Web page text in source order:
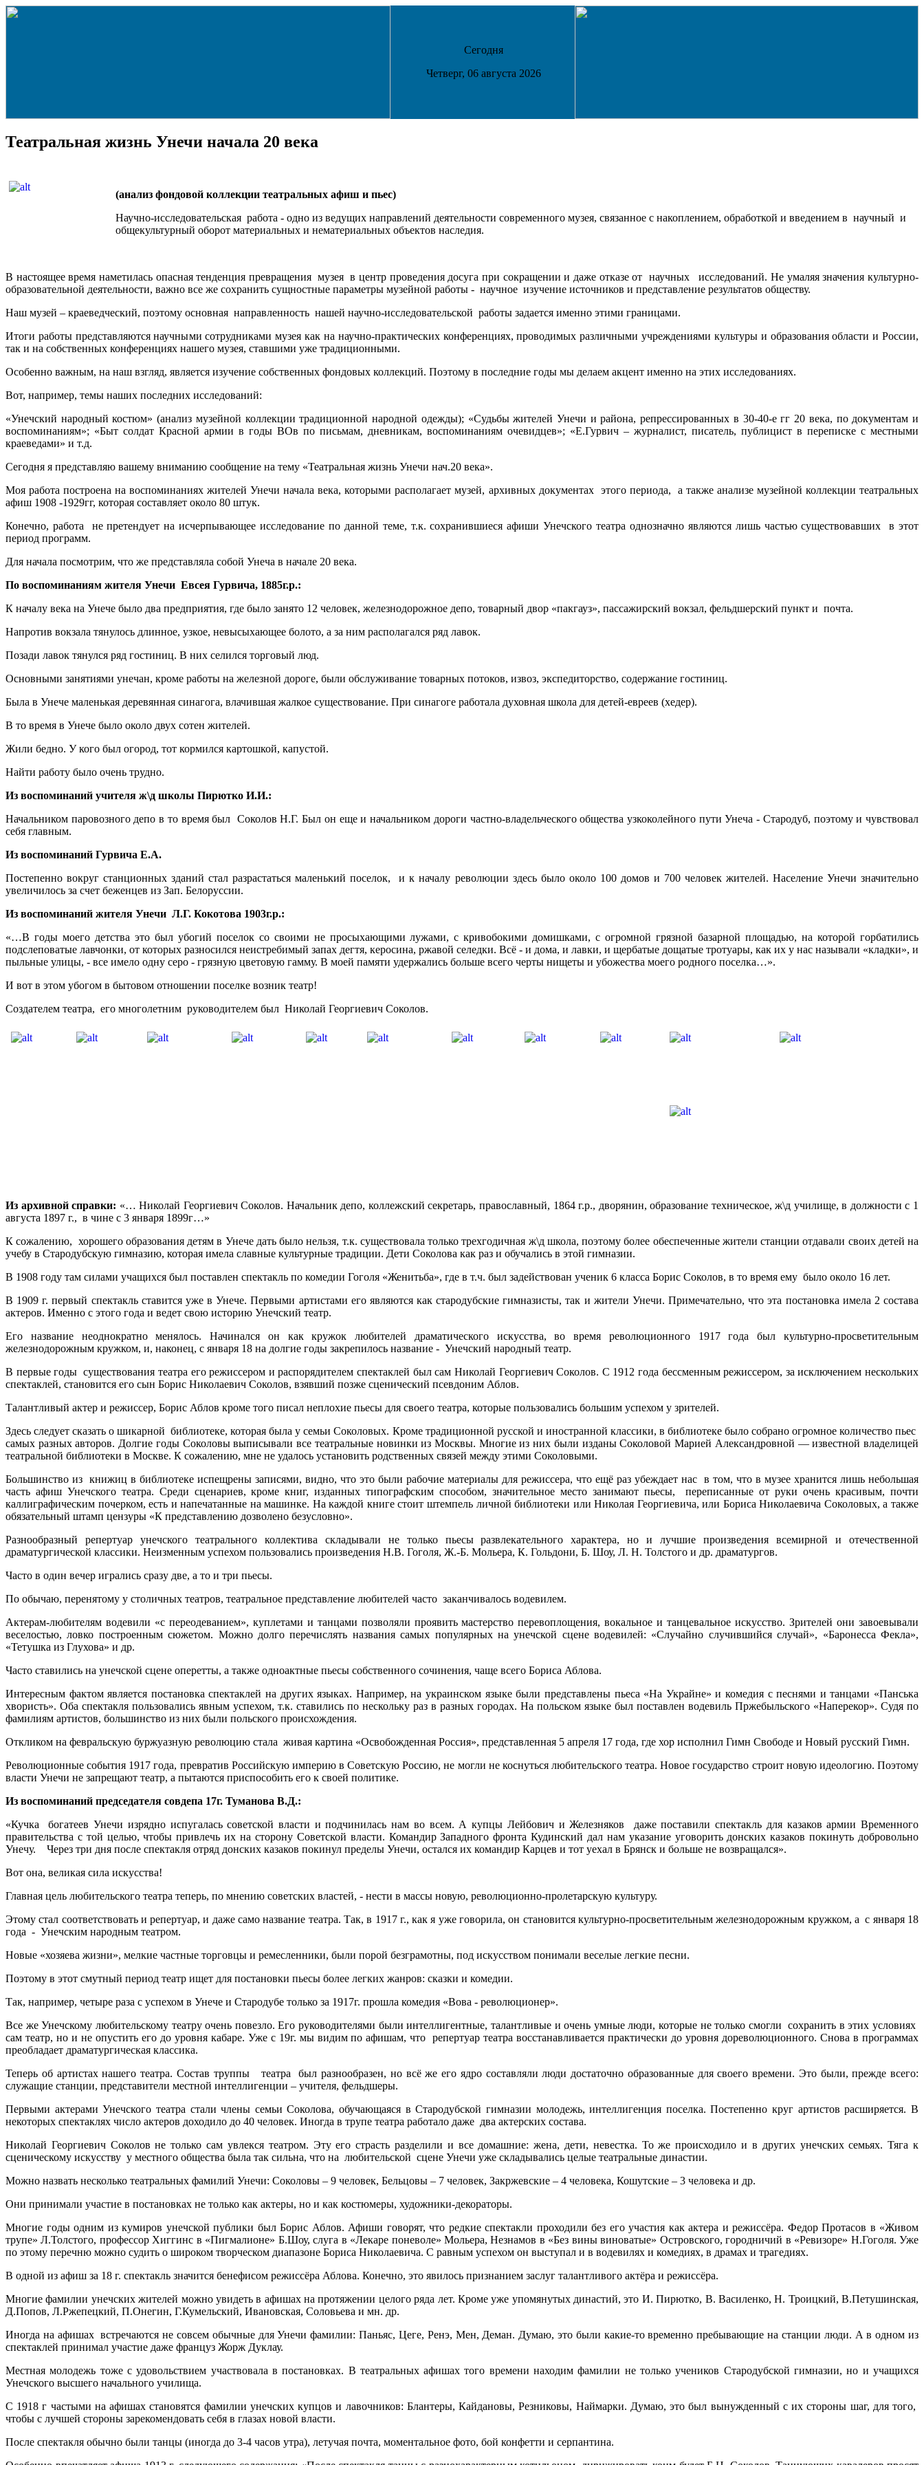
Сегодня
Четверг, 06 августа 2026
Театральная жизнь Унечи начала 20 века
(анализ фондовой коллекции театральных афиш и пьес)
Научно-исследовательская работа - одно из ведущих направлений деятельности современного музея, связанное с накоплением, обработкой и введением в научный и
общекультурный оборот материальных и нематериальных объектов наследия.
В настоящее время наметилась опасная тенденция превращения музея в центр проведения досуга при сокращении и даже отказе от научных исследований. Не умаляя значения культурно-
образовательной деятельности, важно все же сохранить сущностные параметры музейной работы - научное изучение источников и представление результатов обществу.
Наш музей – краеведческий, поэтому основная направленность нашей научно-исследовательской работы задается именно этими границами.
Итоги работы представляются научными сотрудниками музея как на научно-практических конференциях, проводимых различными учреждениями культуры и образования области и России,
так и на собственных конференциях нашего музея, ставшими уже традиционными.
Особенно важным, на наш взгляд, является изучение собственных фондовых коллекций. Поэтому в последние годы мы делаем акцент именно на этих исследованиях.
Вот, например, темы наших последних исследований:
«Унечский народный костюм» (анализ музейной коллекции традиционной народной одежды); «Судьбы жителей Унечи и района, репрессированных в 30-40-е гг 20 века, по документам и
воспоминаниям»; «Быт солдат Красной армии в годы ВОв по письмам, дневникам, воспоминаниям очевидцев»; «Е.Гурвич – журналист, писатель, публицист в переписке с местными
краеведами» и т.д.
Сегодня я представляю вашему вниманию сообщение на тему «Театральная жизнь Унечи нач.20 века».
Моя работа построена на воспоминаниях жителей Унечи начала века, которыми располагает музей, архивных документах этого периода, а также анализе музейной коллекции театральных
афиш 1908 -1929гг, которая составляет около 80 штук.
Конечно, работа не претендует на исчерпывающее исследование по данной теме, т.к. сохранившиеся афиши Унечского театра однозначно являются лишь частью существовавших в этот
период программ.
Для начала посмотрим, что же представляла собой Унеча в начале 20 века.
По воспоминаниям жителя Унечи Евсея Гурвича, 1885г.р.:
К началу века на Унече было два предприятия, где было занято 12 человек, железнодорожное депо, товарный двор «пакгауз», пассажирский вокзал, фельдшерский пункт и почта.
Напротив вокзала тянулось длинное, узкое, невысыхающее болото, а за ним располагался ряд лавок.
Позади лавок тянулся ряд гостиниц. В них селился торговый люд.
Основными занятиями унечан, кроме работы на железной дороге, были обслуживание товарных потоков, извоз, экспедиторство, содержание гостиниц.
Была в Унече маленькая деревянная синагога, влачившая жалкое существование. При синагоге работала духовная школа для детей-евреев (хедер).
В то время в Унече было около двух сотен жителей.
Жили бедно. У кого был огород, тот кормился картошкой, капустой.
Найти работу было очень трудно.
Из воспоминаний учителя ж\д школы Пирютко И.И.:
Начальником паровозного депо в то время был Соколов Н.Г. Был он еще и начальником дороги частно-владельческого общества узкоколейного пути Унеча - Стародуб, поэтому и чувствовал
себя главным.
Из воспоминаний Гурвича Е.А.
Постепенно вокруг станционных зданий стал разрастаться маленький поселок, и к началу революции здесь было около 100 домов и 700 человек жителей. Население Унечи значительно
увеличилось за счет беженцев из Зап. Белоруссии.
Из воспоминаний жителя Унечи Л.Г. Кокотова 1903г.р.:
«…В годы моего детства это был убогий поселок со своими не просыхающими лужами, с кривобокими домишками, с огромной грязной базарной площадью, на которой горбатились
подслеповатые лавчонки, от которых разносился неистребимый запах дегтя, керосина, ржавой селедки. Всё - и дома, и лавки, и щербатые дощатые тротуары, как их у нас называли «кладки», и
пыльные улицы, - все имело одну серо - грязную цветовую гамму. В моей памяти удержались больше всего черты нищеты и убожества моего родного поселка…».
И вот в этом убогом в бытовом отношении поселке возник театр!
Создателем театра, его многолетним руководителем был Николай Георгиевич Соколов.
Из архивной справки: «… Николай Георгиевич Соколов. Начальник депо, коллежский секретарь, православный, 1864 г.р., дворянин, образование техническое, ж\д училище, в должности с 1
августа 1897 г., в чине с 3 января 1899г…»
К сожалению, хорошего образования детям в Унече дать было нельзя, т.к. существовала только трехгодичная ж\д школа, поэтому более обеспеченные жители станции отдавали своих детей на
учебу в Стародубскую гимназию, которая имела славные культурные традиции. Дети Соколова как раз и обучались в этой гимназии.
В 1908 году там силами учащихся был поставлен спектакль по комедии Гоголя «Женитьба», где в т.ч. был задействован ученик 6 класса Борис Соколов, в то время ему было около 16 лет.
В 1909 г. первый спектакль ставится уже в Унече. Первыми артистами его являются как стародубские гимназисты, так и жители Унечи. Примечательно, что эта постановка имела 2 состава
актеров. Именно с этого года и ведет свою историю Унечский театр.
Его название неоднократно менялось. Начинался он как кружок любителей драматического искусства, во время революционного 1917 года был культурно-просветительным
железнодорожным кружком, и, наконец, с января 18 на долгие годы закрепилось название - Унечский народный театр.
В первые годы существования театра его режиссером и распорядителем спектаклей был сам Николай Георгиевич Соколов. С 1912 года бессменным режиссером, за исключением нескольких
спектаклей, становится его сын Борис Николаевич Соколов, взявший позже сценический псевдоним Аблов.
Талантливый актер и режиссер, Борис Аблов кроме того писал неплохие пьесы для своего театра, которые пользовались большим успехом у зрителей.
Здесь следует сказать о шикарной библиотеке, которая была у семьи Соколовых. Кроме традиционной русской и иностранной классики, в библиотеке было собрано огромное количество пьес
самых разных авторов. Долгие годы Соколовы выписывали все театральные новинки из Москвы. Многие из них были изданы Соколовой Марией Александровной — известной владелицей
театральной библиотеки в Москве. К сожалению, мне не удалось установить родственных связей между этими Соколовыми.
Большинство из книжиц в библиотеке испещрены записями, видно, что это были рабочие материалы для режиссера, что ещё раз убеждает нас в том, что в музее хранится лишь небольшая
часть афиш Унечского театра. Среди сценариев, кроме книг, изданных типографским способом, значительное место занимают пьесы, переписанные от руки очень красивым, почти
каллиграфическим почерком, есть и напечатанные на машинке. На каждой книге стоит штемпель личной библиотеки или Николая Георгиевича, или Бориса Николаевича Соколовых, а также
обязательный штамп цензуры «К представлению дозволено безусловно».
Разнообразный репертуар унечского театрального коллектива складывали не только пьесы развлекательного характера, но и лучшие произведения всемирной и отечественной
драматургической классики. Неизменным успехом пользовались произведения Н.В. Гоголя, Ж.-Б. Мольера, К. Гольдони, Б. Шоу, Л. Н. Толстого и др. драматургов.
Часто в один вечер игрались сразу две, а то и три пьесы.
По обычаю, перенятому у столичных театров, театральное представление любителей часто заканчивалось водевилем.
Актерам-любителям водевили «с переодеванием», куплетами и танцами позволяли проявить мастерство перевоплощения, вокальное и танцевальное искусство. Зрителей они завоевывали
веселостью, ловко построенным сюжетом. Можно долго перечислять названия самых популярных на унечской сцене водевилей: «Случайно случившийся случай», «Баронесса Фекла»,
«Тетушка из Глухова» и др.
Часто ставились на унечской сцене оперетты, а также одноактные пьесы собственного сочинения, чаще всего Бориса Аблова.
Интересным фактом является постановка спектаклей на других языках. Например, на украинском языке были представлены пьеса «На Украйне» и комедия с песнями и танцами «Панська
хвористь». Оба спектакля пользовались явным успехом, т.к. ставились по нескольку раз в разных городах. На польском языке был поставлен водевиль Пржебыльского «Наперекор». Судя по
фамилиям артистов, большинство из них были польского происхождения.
Откликом на февральскую буржуазную революцию стала живая картина «Освобожденная Россия», представленная 5 апреля 17 года, где хор исполнил Гимн Свободе и Новый русский Гимн.
Революционные события 1917 года, превратив Российскую империю в Советскую Россию, не могли не коснуться любительского театра. Новое государство строит новую идеологию. Поэтому
власти Унечи не запрещают театр, а пытаются приспособить его к своей политике.
Из воспоминаний председателя совдепа 17г. Туманова В.Д.:
«Кучка богатеев Унечи изрядно испугалась советской власти и подчинилась нам во всем. А купцы Лейбович и Железняков даже поставили спектакль для казаков армии Временного
правительства с той целью, чтобы привлечь их на сторону Советской власти. Командир Западного фронта Кудинский дал нам указание уговорить донских казаков покинуть добровольно
Унечу. Через три дня после спектакля отряд донских казаков покинул пределы Унечи, остался их командир Карцев и тот уехал в Брянск и больше не возвращался».
Вот она, великая сила искусства!
Главная цель любительского театра теперь, по мнению советских властей, - нести в массы новую, революционно-пролетарскую культуру.
Этому стал соответствовать и репертуар, и даже само название театра. Так, в 1917 г., как я уже говорила, он становится культурно-просветительным железнодорожным кружком, а с января 18
года - Унечским народным театром.
Новые «хозяева жизни», мелкие частные торговцы и ремесленники, были порой безграмотны, под искусством понимали веселые легкие песни.
Поэтому в этот смутный период театр ищет для постановки пьесы более легких жанров: сказки и комедии.
Так, например, четыре раза с успехом в Унече и Стародубе только за 1917г. прошла комедия «Вова - революционер».
Все же Унечскому любительскому театру очень повезло. Его руководителями были интеллигентные, талантливые и очень умные люди, которые не только смогли сохранить в этих условиях
сам театр, но и не опустить его до уровня кабаре. Уже с 19г. мы видим по афишам, что репертуар театра восстанавливается практически до уровня дореволюционного. Снова в программах
преобладает драматургическая классика.
Теперь об артистах нашего театра. Состав труппы театра был разнообразен, но всё же его ядро составляли люди достаточно образованные для своего времени. Это были, прежде всего:
служащие станции, представители местной интеллигенции – учителя, фельдшеры.
Первыми актерами Унечского театра стали члены семьи Соколова, обучающаяся в Стародубской гимназии молодежь, интеллигенция поселка. Постепенно круг артистов расширяется. В
некоторых спектаклях число актеров доходило до 40 человек. Иногда в трупе театра работало даже два актерских состава.
Николай Георгиевич Соколов не только сам увлекся театром. Эту его страсть разделили и все домашние: жена, дети, невестка. То же происходило и в других унечских семьях. Тяга к
сценическому искусству у местного общества была так сильна, что на любительской сцене Унечи уже складывались целые театральные династии.
Можно назвать несколько театральных фамилий Унечи: Соколовы – 9 человек, Бельцовы – 7 человек, Закржевские – 4 человека, Кошутские – 3 человека и др.
Они принимали участие в постановках не только как актеры, но и как костюмеры, художники-декораторы.
Многие годы одним из кумиров унечской публики был Борис Аблов. Афиши говорят, что редкие спектакли проходили без его участия как актера и режиссёра. Федор Протасов в «Живом
трупе» Л.Толстого, профессор Хиггинс в «Пигмалионе» Б.Шоу, слуга в «Лекаре поневоле» Мольера, Незнамов в «Без вины виноватые» Островского, городничий в «Ревизоре» Н.Гоголя. Уже
по этому перечню можно судить о широком творческом диапазоне Бориса Николаевича. С равным успехом он выступал и в водевилях и комедиях, в драмах и трагедиях.
В одной из афиш за 18 г. спектакль значится бенефисом режиссёра Аблова. Конечно, это явилось признанием заслуг талантливого актёра и режиссёра.
Многие фамилии унечских жителей можно увидеть в афишах на протяжении целого ряда лет. Кроме уже упомянутых династий, это И. Пирютко, В. Василенко, Н. Троицкий, В.Петушинская,
Д.Попов, Л.Ржепецкий, П.Онегин, Г.Кумельский, Ивановская, Соловьева и мн. др.
Иногда на афишах встречаются не совсем обычные для Унечи фамилии: Паньяс, Цеге, Ренэ, Мен, Деман. Думаю, это были какие-то временно пребывающие на станции люди. А в одном из
спектаклей принимал участие даже француз Жорж Дуклау.
Местная молодежь тоже с удовольствием участвовала в постановках. В театральных афишах того времени находим фамилии не только учеников Стародубской гимназии, но и учащихся
Унечского высшего начального училища.
С 1918 г частыми на афишах становятся фамилии унечских купцов и лавочников: Блантеры, Кайдановы, Резниковы, Наймарки. Думаю, это был вынужденный с их стороны шаг, для того,
чтобы с лучшей стороны зарекомендовать себя в глазах новой власти.
После спектакля обычно были танцы (иногда до 3-4 часов утра), летучая почта, моментальное фото, бой конфетти и серпантина.